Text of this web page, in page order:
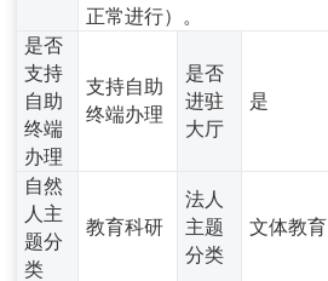
正常进行）。
是否
支持
自助
终端
办理
支持自助
终端办理
是否
进驻
大厅
是
自然
人主
题分
类
教育科研
法人
主题
分类
文体教育